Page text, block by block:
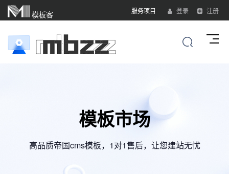
模板客 服务项目 登录 注册
模板市场
高品质帝国cms模板，1对1售后，让您建站无忧